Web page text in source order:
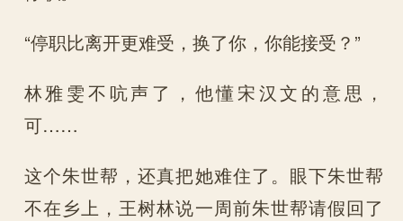
“停职比离开更难受，换了你，你能接受？”
林雅雯不吭声了，他懂宋汉文的意思，
可……
这个朱世帮，还真把她难住了。眼下朱世帮
不在乡上，王树林说一周前朱世帮请假回了